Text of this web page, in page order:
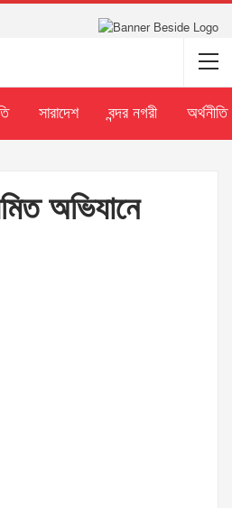
সারাদেশ বন্দর নগরী অর্থনীতি
অভিযানে